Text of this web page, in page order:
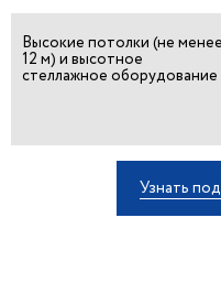
Высокие потолки (не менее
12 м) и высотное
стеллажное оборудование
Узнать